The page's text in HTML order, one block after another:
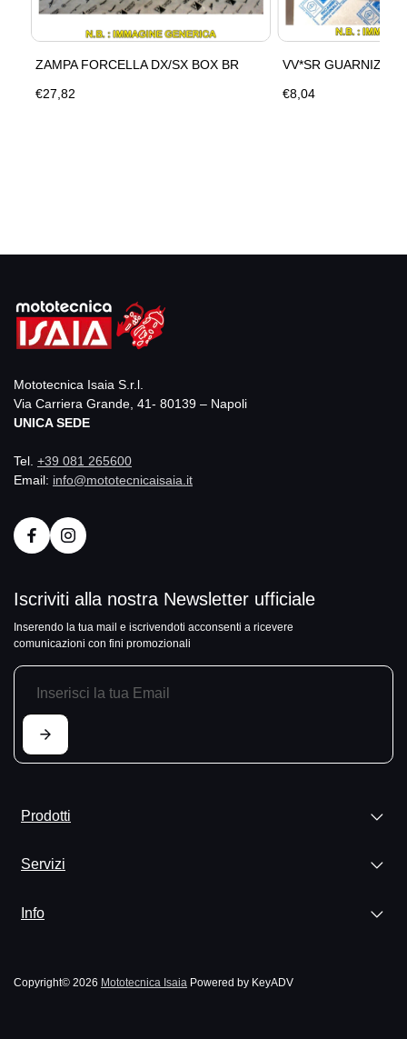
ZAMPA FORCELLA DX/SX BOX BR
€27,82
VV*SR
€8,04
Mototecnica Isaia S.r.l.
Via Carriera Grande, 41- 80139 – Napoli
UNICA SEDE
Tel. +39 081 265600
Email: info@mototecnicaisaia.it
Iscriviti alla nostra Newsletter ufficiale
Inserendo la tua mail e iscrivendoti acconsenti a ricevere
comunicazioni con fini promozionali
Prodotti
Servizi
Info
Copyright© 2026 Mototecnica Isaia Powered by KeyADV